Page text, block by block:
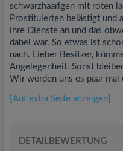
schwarzhaarigen mit roten
Prostituierten belästigt und
ihre Dienste an und das
dabei war. So etwas ist
nach. Lieber Besitzer,
Angelegenheit. Sonst
Wir werden uns es paar
[Auf extra Seite anzeigen]
DETAILBEWERTUNG